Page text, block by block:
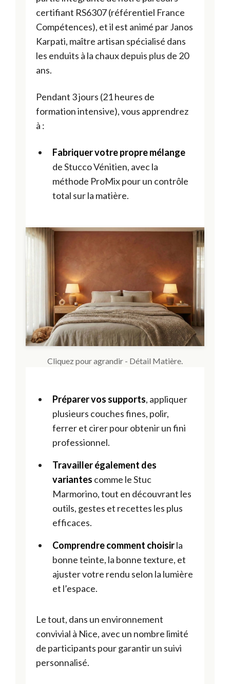
certifiant RS6307 (référentiel France
Compétences), et il est animé par Janos
Karpati, maître artisan spécialisé dans
les enduits à la chaux depuis plus de 20
ans.
Pendant 3 jours (21 heures de
formation intensive), vous apprendrez
à :
Fabriquer votre propre mélange
de Stucco Vénitien, avec la
méthode ProMix pour un contrôle
total sur la matière.
Cliquez pour agrandir - Détail Matière.
Préparer vos supports, appliquer
plusieurs couches fines, polir,
ferrer et cirer pour obtenir un fini
professionnel.
Travailler également des
variantes comme le Stuc
Marmorino, tout en découvrant les
outils, gestes et recettes les plus
efficaces.
Comprendre comment choisirla
bonne teinte, la bonne texture, et
ajuster votre rendu selon la lumière
et l’espace.
Le tout, dans un environnement
convivial à Nice, avec un nombre limité
de participants pour garantir un suivi
personnalisé.